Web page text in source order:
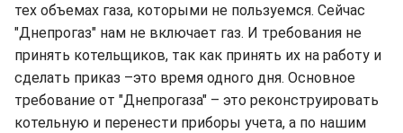
тех объемах газа, которыми не пользуемся. Сейчас
"Днепрогаз" нам не включает газ. И требования не
принять котельщиков, так как принять их на работу и
сделать приказ –это время одного дня. Основное
требование от "Днепрогаза" – это реконструировать
котельную и перенести приборы учета, а по нашим